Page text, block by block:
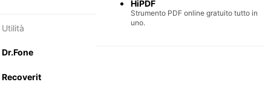
HiPDF
Strumento PDF online gratuito tutto in
uno.
Utilità
Dr.Fone
Recoverit